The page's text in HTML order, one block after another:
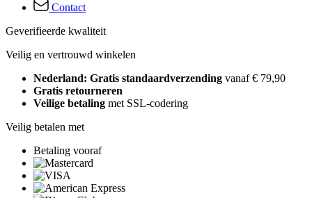
Contact
Geverifieerde kwaliteit
Veilig en vertrouwd winkelen
Nederland: Gratis standaardverzending vanaf € 79,90
Gratis retourneren
Veilige betaling met SSL-codering
Veilig betalen met
Betaling vooraf